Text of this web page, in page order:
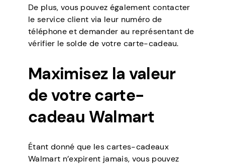
De plus, vous pouvez également contacter
le service client via leur numéro de
téléphone et demander au représentant de
vérifier le solde de votre carte-cadeau.
Maximisez la valeur
de votre carte-
cadeau Walmart
Étant donné que les cartes-cadeaux
Walmart n’expirent jamais, vous pouvez